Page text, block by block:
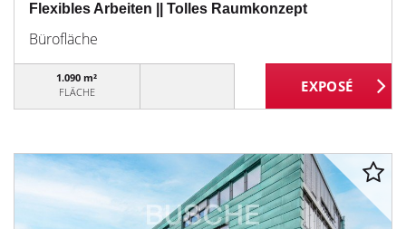
Flexibles Arbeiten || Tolles Raumkonzept
Bürofläche
1.090 m²
FLÄCHE